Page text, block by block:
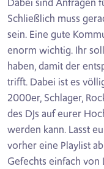
Schließlich muss
sein. Eine gute
enorm wichtig. Ihr
haben, damit der
trifft. Dabei ist es
2000er, Schlager,
des DJs auf eurer
werden kann. Lasst
vorher eine Playlist
Gefechts einfach von